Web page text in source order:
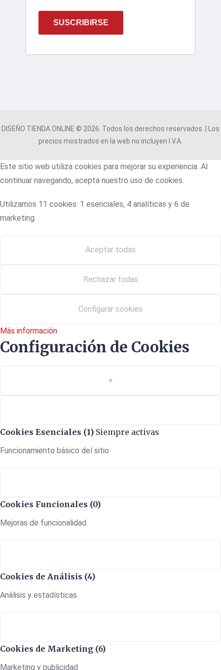
SUSCRIBIRSE
DISEÑO TIENDA ONLINE © 2026. Todos los derechos reservados. | Los
precios mostrados en la web no incluyen I.V.A.
Este sitio web utiliza cookies para mejorar su experiencia. Al
continuar navegando, acepta nuestro uso de cookies.
Utilizamos 11 cookies: 1 esenciales, 4 analíticas y 6 de
marketing.
Aceptar todas
Rechazar todas
Configurar cookies
Más información
Configuración de Cookies
×
Cookies Esenciales (1) Siempre activas
Funcionamiento básico del sitio
Cookies Funcionales (0)
Mejoras de funcionalidad
Cookies de Análisis (4)
Análisis y estadísticas
Cookies de Marketing (6)
Marketing y publicidad